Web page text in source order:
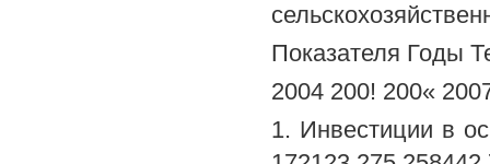
Показателя Годы
2004 200! 200«
1. Инвестиции в